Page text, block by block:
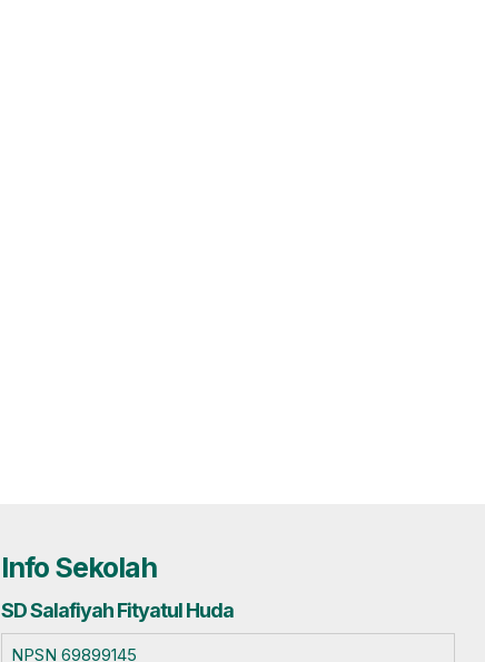
Info Sekolah
SD Salafiyah Fityatul Huda
NPSN 69899145